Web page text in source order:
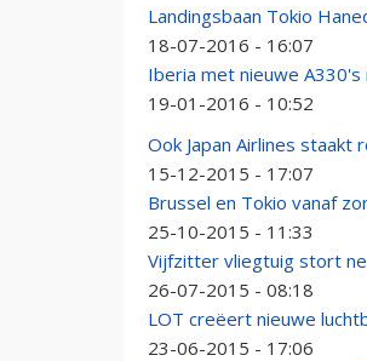
Landingsbaan Tokio
18-07-2016 - 16:07
Iberia met nieuwe A330's
19-01-2016 - 10:52
Ook Japan Airlines staakt
15-12-2015 - 17:07
Brussel en Tokio vanaf
25-10-2015 - 11:33
Vijfzitter vliegtuig stort
26-07-2015 - 08:18
LOT creëert nieuwe
23-06-2015 - 17:06